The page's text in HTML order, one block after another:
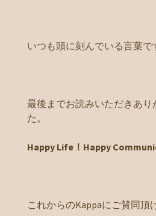
いつも頭に刻んでいる言葉で
最後までお読みいただきあり
た。
Happy Life！Happy
これからのKappaにご賛同頂